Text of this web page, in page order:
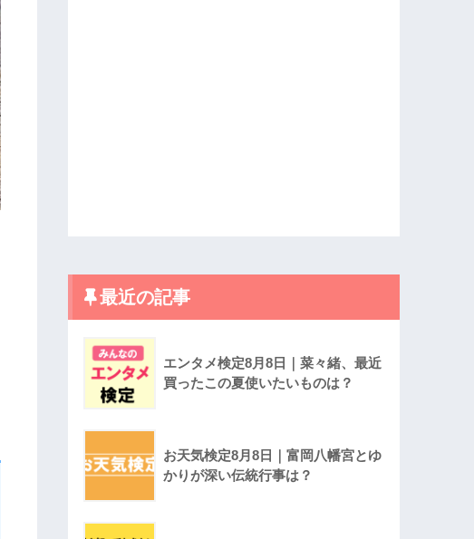
最近の記事
エンタメ検定8月8日｜菜々緒、最近
買ったこの夏使いたいものは？
お天気検定8月8日｜富岡八幡宮とゆ
かりが深い伝統行事は？